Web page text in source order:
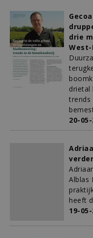
drie
drietal
trends
20-05-
Alblas
heeft
19-05-